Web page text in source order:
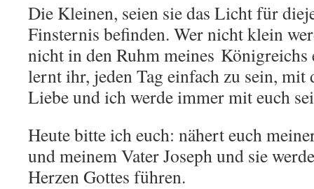
Die Kleinen, seien sie das Licht für
Finsternis befinden. Wer nicht klein
nicht in den Ruhm meines Königreichs
lernt ihr, jeden Tag einfach zu sein, mit
Liebe und ich werde immer mit euch
Heute bitte ich euch: nähert euch
und meinem Vater Joseph und sie
Herzen Gottes führen.